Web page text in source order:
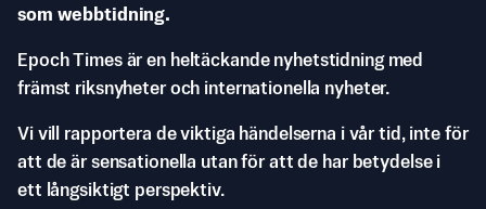
som webbtidning.
Epoch Times är en heltäckande nyhetstidning med
främst riksnyheter och internationella nyheter.
Vi vill rapportera de viktiga händelserna i vår tid, inte för
att de är sensationella utan för att de har betydelse i
ett långsiktigt perspektiv.